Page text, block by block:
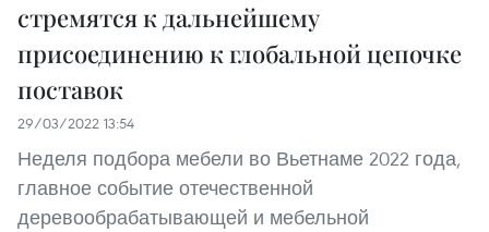
стремятся к дальнейшему
присоединению к глобальной цепочке
поставок
29/03/2022 13:54
Неделя подбора мебели во Вьетнаме 2022 года,
главное событие отечественной
деревообрабатывающей и мебельной